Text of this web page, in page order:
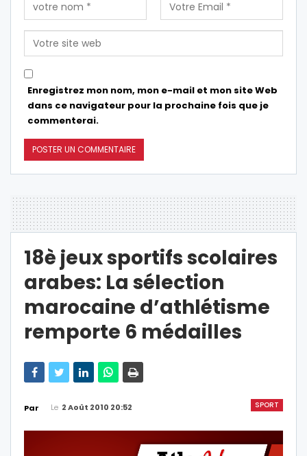
Enregistrez mon nom, mon e-mail et mon site Web
dans ce navigateur pour la prochaine fois que je
commenterai.
18è jeux sportifs scolaires
arabes: La sélection
marocaine d’athlétisme
remporte 6 médailles
SPORT
Par Le 2 Août 2010 20:52